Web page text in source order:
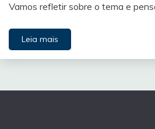
Vamos refletir sobre o tema e
Leia mais